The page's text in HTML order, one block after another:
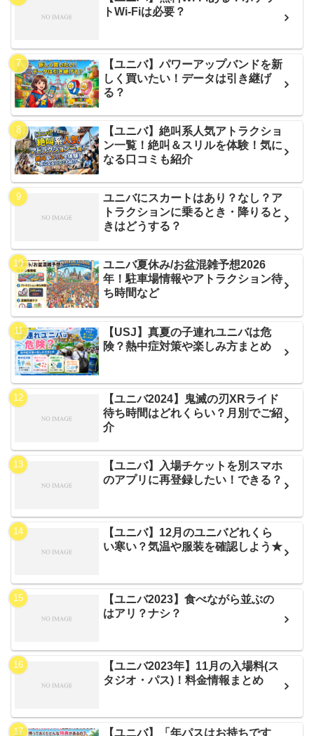
トWi-Fiは必要？
【ユニバ】パワーアップバンドを新
しく買いたい！データは引き継げ
る？
【ユニバ】絶叫系人気アトラクショ
ン一覧！絶叫＆スリルを体験！気に
なる口コミも紹介
ユニバにスカートはあり？なし？ア
トラクションに乗るとき・降りると
きはどうする？
ユニバ夏休み/お盆混雑予想2026
年！駐車場情報やアトラクション待
ち時間など
【USJ】真夏の子連れユニバは危
険？熱中症対策や楽しみ方まとめ
【ユニバ2024】鬼滅の刃XRライド
待ち時間はどれくらい？月別でご紹
介
【ユニバ】入場チケットを別スマホ
のアプリに再登録したい！できる？
【ユニバ】12月のユニバどれくら
い寒い？気温や服装を確認しよう★
【ユニバ2023】食べながら並ぶの
はアリ？ナシ？
【ユニバ2023年】11月の入場料(ス
タジオ・パス)！料金情報まとめ
【ユニバ】「年パスはお持ちです